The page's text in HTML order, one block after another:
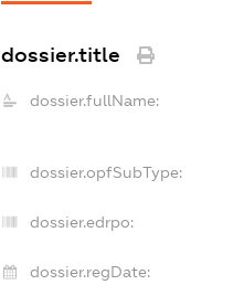
dossier.title
dossier.fullName:
dossier.opfSubType:
dossier.edrpo:
dossier.regDate: